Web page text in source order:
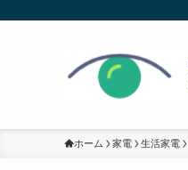
ホーム 家電 生活家電